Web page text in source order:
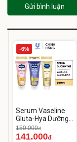
Gửi bình luận
-6%
Serum Vaseline
Gluta-Hya Dưỡng
Da Sáng Mịn Sau 7
Ngày
150.000đ
141.000đ